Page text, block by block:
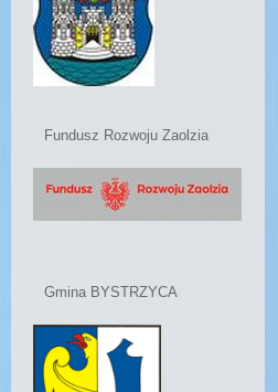
Fundusz Rozwoju Zaolzia
Gmina BYSTRZYCA